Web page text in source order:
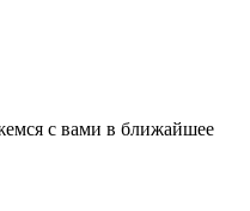
с вами в ближайшее